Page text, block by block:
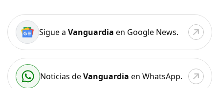
Sigue a Vanguardia en Google News.
Noticias deVanguardia en WhatsApp.